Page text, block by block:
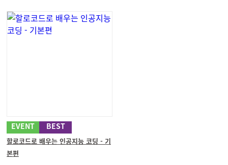
EVENT BEST
할로코드로 배우는 인공지능 코딩 - 기
본편